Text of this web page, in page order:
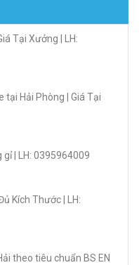
Tại Xưởng | LH:
tại Hải Phòng | Giá Tại
gỉ | LH: 0395964009
Kích Thước | LH:
theo tiêu chuẩn BS EN